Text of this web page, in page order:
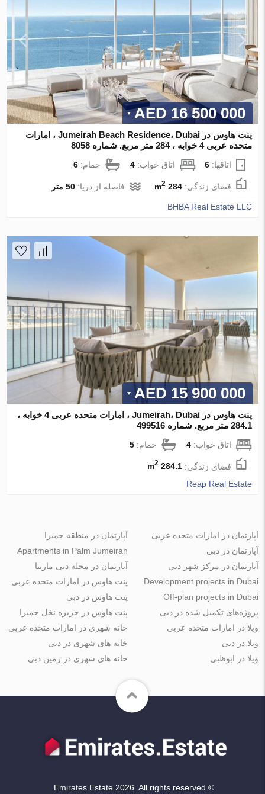
16 500 000 AED
پنت هاوس در Jumeirah Beach Residence، Dubai ، امارات
متحده عربی 4 خوابه ، 284 متر مربع. شماره 8058
اتاقها:6 اتاق خواب:4 حمام:6
فضای زندگی:284 m
2 فاصله از دریا:50 متر
BHBA Real Estate LLC
15 900 000 AED
پنت هاوس در Jumeirah، Dubai ، امارات متحده عربی 4 خوابه ،
284.1 متر مربع. شماره 499516
اتاق خواب:4 حمام:5
فضای زندگی:284.1 m
2
Reap Real Estate
آپارتمان در امارات متحده عربی
آپارتمان در دبی
آپارتمان در مرکز شهر دبی
آپارتمان در منطقه جمیرا
Apartments in Palm Jumeirah
آپارتمان در محله دبی مارینا
Development projects in Dubai
Off-plan projects in Dubai
پروژه‌های تکمیل شده در دبی
پنت هاوس در امارات متحده عربی
پنت هاوس در دبی
پنت هاوس در جزیره نخل جمیرا
ویلا در امارات متحده عربی
ویلا در دبی
ویلا در ابوظبی
خانه شهری در امارات متحده عربی
خانه های شهری در دبی
خانه های شهری در زمین دبی
© Emirates.Estate 2026. All rights reserved.